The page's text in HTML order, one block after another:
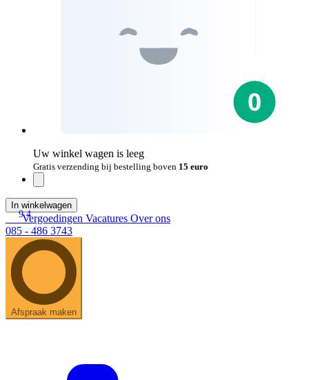
Uw winkel wagen is leeg
Gratis verzending bij bestelling boven 15 euro
In winkelwagen
9.4
Vergoedingen Vacatures Over ons
085 - 486 3743
Afspraak maken